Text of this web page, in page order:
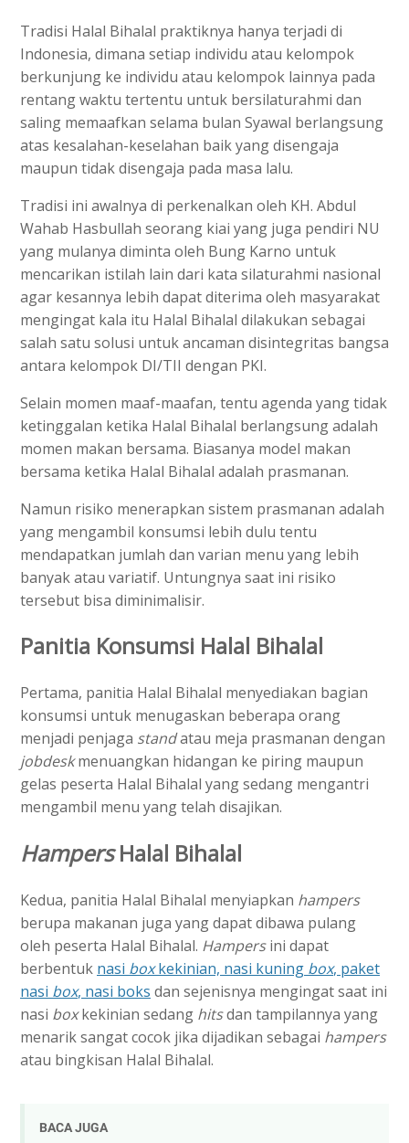
Tradisi Halal Bihalal praktiknya hanya terjadi di
Indonesia, dimana setiap individu atau kelompok
berkunjung ke individu atau kelompok lainnya pada
rentang waktu tertentu untuk bersilaturahmi dan
saling memaafkan selama bulan Syawal berlangsung
atas kesalahan-keselahan baik yang disengaja
maupun tidak disengaja pada masa lalu.
Tradisi ini awalnya di perkenalkan oleh KH. Abdul
Wahab Hasbullah seorang kiai yang juga pendiri NU
yang mulanya diminta oleh Bung Karno untuk
mencarikan istilah lain dari kata silaturahmi nasional
agar kesannya lebih dapat diterima oleh masyarakat
mengingat kala itu Halal Bihalal dilakukan sebagai
salah satu solusi untuk ancaman disintegritas bangsa
antara kelompok DI/TII dengan PKI.
Selain momen maaf-maafan, tentu agenda yang tidak
ketinggalan ketika Halal Bihalal berlangsung adalah
momen makan bersama. Biasanya model makan
bersama ketika Halal Bihalal adalah prasmanan.
Namun risiko menerapkan sistem prasmanan adalah
yang mengambil konsumsi lebih dulu tentu
mendapatkan jumlah dan varian menu yang lebih
banyak atau variatif. Untungnya saat ini risiko
tersebut bisa diminimalisir.
Panitia Konsumsi Halal Bihalal
Pertama, panitia Halal Bihalal menyediakan bagian
konsumsi untuk menugaskan beberapa orang
menjadi penjaga standatau meja prasmanan dengan
jobdeskmenuangkan hidangan ke piring maupun
gelas peserta Halal Bihalal yang sedang mengantri
mengambil menu yang telah disajikan.
HampersHalal Bihalal
Kedua, panitia Halal Bihalal menyiapkan hampers
berupa makanan juga yang dapat dibawa pulang
oleh peserta Halal Bihalal. Hampersini dapat
berbentuk nasi boxkekinian, nasi kuning box, paket
nasi box, nasi boks dan sejenisnya mengingat saat ini
nasi boxkekinian sedang hitsdan tampilannya yang
menarik sangat cocok jika dijadikan sebagai hampers
atau bingkisan Halal Bihalal.
BACA JUGA